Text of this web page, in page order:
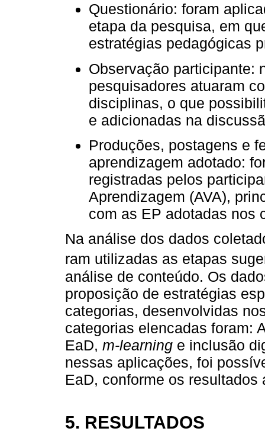
Questionário: foram
etapa da pesquisa, em
estratégias pedagógicas
Observação participante:
pesquisadores atuaram
disciplinas, o que
e adicionadas na
Produções, postagens e
aprendizagem adotado:
registradas pelos
Aprendizagem (AVA),
com as EP adotadas nos
Na análise dos dados
ram utilizadas as etapas
análise de conteúdo. Os
proposição de estratégias
categorias, desenvolvidas
categorias elencadas foram:
EaD, m-learning e inclusão
nessas aplicações, foi
EaD, conforme os resultados
5. RESULTADOS